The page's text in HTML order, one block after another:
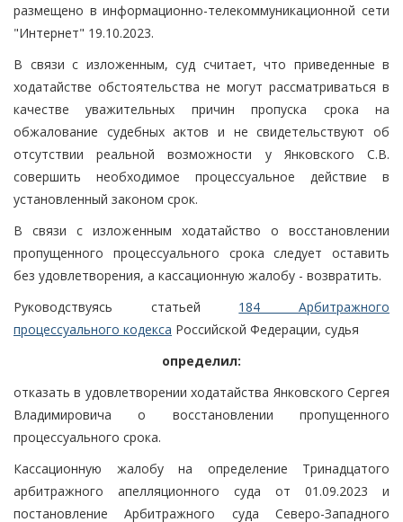
размещено в информационно-телекоммуникационной сети
"Интернет" 19.10.2023.
В связи с изложенным, суд считает, что приведенные в
ходатайстве обстоятельства не могут рассматриваться в
качестве уважительных причин пропуска срока на
обжалование судебных актов и не свидетельствуют об
отсутствии реальной возможности у Янковского С.В.
совершить необходимое процессуальное действие в
установленный законом срок.
В связи с изложенным ходатайство о восстановлении
пропущенного процессуального срока следует оставить
без удовлетворения, а кассационную жалобу - возвратить.
Руководствуясь статьей 184 Арбитражного
процессуального кодекса Российской Федерации, судья
определил:
отказать в удовлетворении ходатайства Янковского Сергея
Владимировича о восстановлении пропущенного
процессуального срока.
Кассационную жалобу на определение Тринадцатого
арбитражного апелляционного суда от 01.09.2023 и
постановление Арбитражного суда Северо-Западного